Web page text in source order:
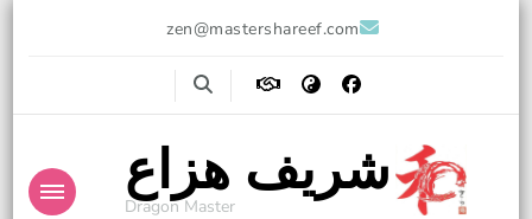
zen@mastershareef.com
شريف هزاع
Dragon Master